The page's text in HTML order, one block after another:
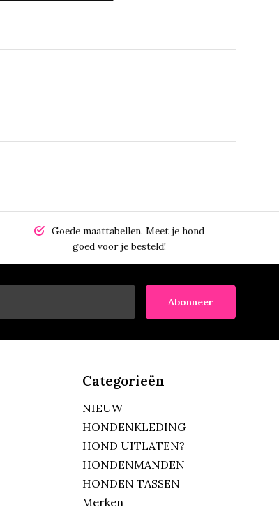
Goede maattabellen. Meet je hond
goed voor je besteld!
Abonneer
Categorieën
NIEUW
HONDENKLEDING
HOND UITLATEN?
HONDENMANDEN
HONDEN TASSEN
Merken